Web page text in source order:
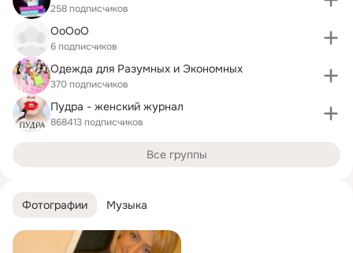
Фотографии Музыка
258 подписчиков
OoOoO
6 подписчиков
Одежда для Разумных и Экономных
370 подписчиков
Пудра - женский журнал
868413 подписчиков
Все группы